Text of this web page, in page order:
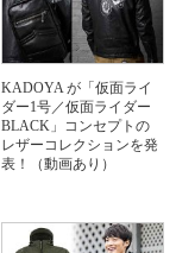
KADOYA が「仮面ライ
ダー1号／仮面ライダー
BLACK」コンセプトの
レザーコレクションを発
表！（動画あり）